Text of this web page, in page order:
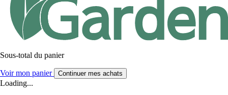
Sous-total du panier
Voir mon panier Continuer mes achats
Loading...